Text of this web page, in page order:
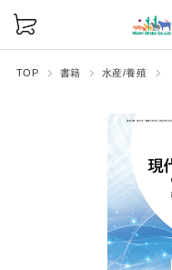
TOP 書籍 水産/養殖